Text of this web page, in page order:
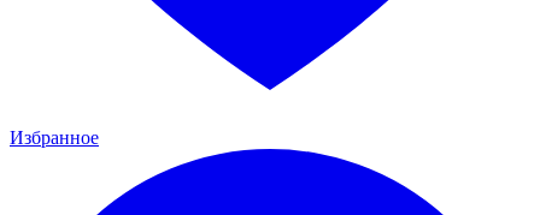
Избранное